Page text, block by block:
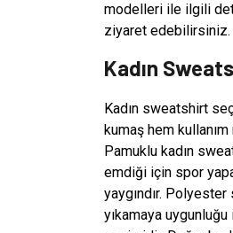
modelleri ile ilgili
ziyaret edebilirsiniz.
Kadın
Kadın sweatshirt
kumaş hem
Pamuklu kadın
emdiği için spor
yaygındır.
yıkamaya